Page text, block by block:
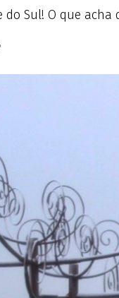
Sul! O que